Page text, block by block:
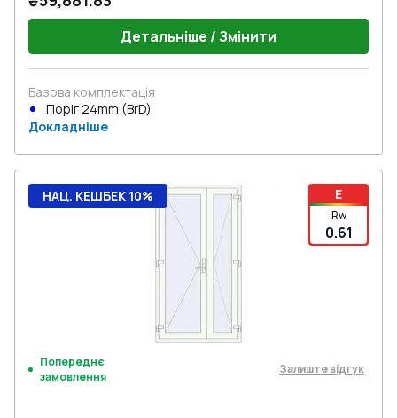
Детальніше / Змінити
Базова комплектація
Поріг 24mm (BrD)
Докладніше
E
Rw
0.61
НАЦ. КЕШБЕК 10%
Попереднє
замовлення
Залиште відгук